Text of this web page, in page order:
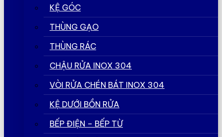
KỆ GÓC
THÙNG GẠO
THÙNG RÁC
CHẬU RỬA INOX 304
VÒI RỬA CHÉN BÁT INOX 304
KỆ DƯỚI BỒN RỬA
BẾP ĐIỆN – BẾP TỪ